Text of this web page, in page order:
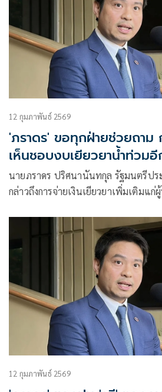
12 กุมภาพันธ์ 2569
'ภราดร' ขอทุกฝ่ายช่วยถาม
เห็นชอบงบเยียวยาน้ำท่วม
ที่ครม.อนุมัติแล้ว
นายภราดร ปริศนานันทกุล รัฐมนตรีปร
กล่าวถึงการจ่ายเงินเยียวยาเพิ่มเติมแ
นอนใจ แต่ด้วยที่ผ่านมาเป็นช่วงการหาเ
จำเป็นต้องให้คณะกรรมการการเลือกตั้ง
12 กุมภาพันธ์ 2569